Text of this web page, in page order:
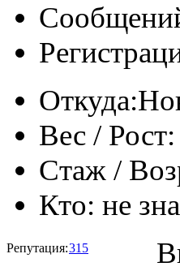
Откуда:
Вес / Рост:
Стаж /
Кто: не
Репутация:315